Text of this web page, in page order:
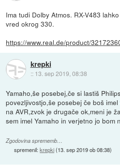
Ima tudi Dolby Atmos. RX-V483
vred okrog 330.
https://www.real.de/product/
krepki
:: 13. sep 2019, 08:38
Yamaho,še posebej,če si lastiš
povezljivostjo,še posebej če boš
na AVR,zvok je drugače ok,meni je
sem imel Yamaho in verjetno jo bom
Zgodovina sprememb…
spremenil:krepki(13. sep 2019 ob 08:38)